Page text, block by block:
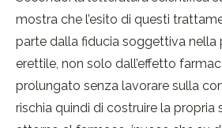
mostra che l’esito di questi
parte dalla fiducia soggettiva nella
erettile, non solo dall’effetto
prolungato senza lavorare sulla
rischia quindi di costruire la propria